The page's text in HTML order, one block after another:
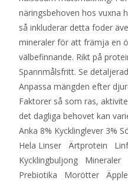
näringsbehoven hos vuxna
så inkluderar detta foder
mineraler för att främja en
välbefinnande. Rikt på
Spannmålsfritt. Se
Anpassa mängden efter
Faktorer så som ras,
det dagliga behovet kan
Anka 8% Kycklinglever 3%
Hela Linser Ärtprotein
Kycklingbuljong
Prebiotika Morötter